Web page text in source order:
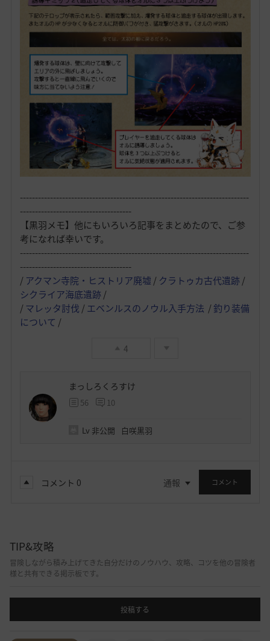
----------------------------------------------------------------------------
-------------------------------------
【黒羽メモ】他にもいろいろ記事をまとめたので、ご参
考になれば幸いです。
----------------------------------------------------------------------------
-------------------------------------
/ アクマン寺院・ヒストリア廃墟 / クラトゥカ古代遺跡 /
シクライア海底遺跡 /
/マレッタ討伐 /エベンルスのノウル入手方法 /釣り装備
について /
4
まっしろくろすけ
56 10
Lv 非公開 白咲黒羽
コメント 0 通報 コメント
TIP&攻略
冒険しながら積み上げてきた自分だけのノウハウ、攻略、コツを他の冒険者
様と共有できる掲示板です。
投稿する